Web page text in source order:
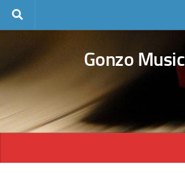
Skip to content
Gonzo Music